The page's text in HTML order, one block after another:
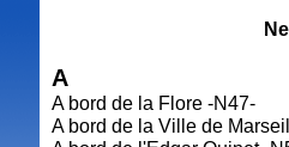
A
A bord de la Flore -N47-
A bord de la Ville de